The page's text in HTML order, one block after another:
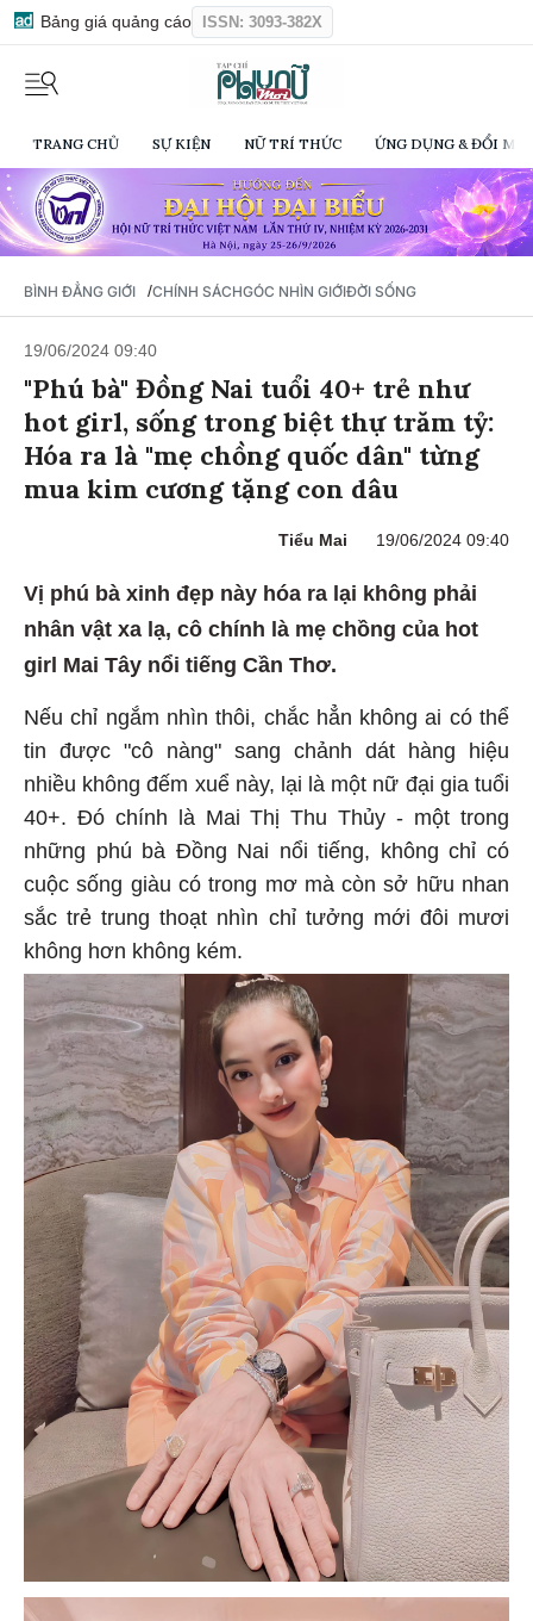
Bảng giá quảng cáo ISSN: 3093-382X
TRANG CHỦ SỰ KIỆN NỮ TRÍ THỨC ỨNG DỤNG & ĐỔI
BÌNH ĐẲNG GIỚI /CHÍNH SÁCHGÓC NHÌN GIỚIĐỜI SỐNG
19/06/2024 09:40
"Phú bà" Đồng Nai tuổi 40+ trẻ như
hot girl, sống trong biệt thự trăm tỷ:
Hóa ra là "mẹ chồng quốc dân" từng
mua kim cương tặng con dâu
Tiểu Mai 19/06/2024 09:40
Vị phú bà xinh đẹp này hóa ra lại không phải
nhân vật xa lạ, cô chính là mẹ chồng của hot
girl Mai Tây nổi tiếng Cần Thơ.
Nếu chỉ ngắm nhìn thôi, chắc hẳn không ai có thể
tin được "cô nàng" sang chảnh dát hàng hiệu
nhiều không đếm xuể này, lại là một nữ đại gia tuổi
40+. Đó chính là Mai Thị Thu Thủy - một trong
những phú bà Đồng Nai nổi tiếng, không chỉ có
cuộc sống giàu có trong mơ mà còn sở hữu nhan
sắc trẻ trung thoạt nhìn chỉ tưởng mới đôi mươi
không hơn không kém.